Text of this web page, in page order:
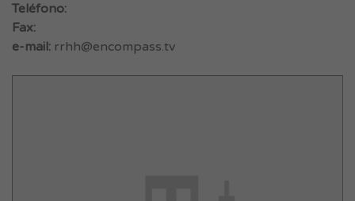
Teléfono:
Fax:
e-mail: rrhh@encompass.tv